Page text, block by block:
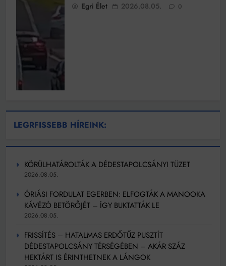
Egri Élet 2026.08.05. 0
LEGRFISSEBB HÍREINK:
KÖRÜLHATÁROLTÁK A DÉDESTAPOLCSÁNYI TÜZET
2026.08.05.
ÓRIÁSI FORDULAT EGERBEN: ELFOGTÁK A MANOOKA
KÁVÉZÓ BETÖRŐJÉT – ÍGY BUKTATTÁK LE
2026.08.05.
FRISSÍTÉS – HATALMAS ERDŐTŰZ PUSZTÍT
DÉDESTAPOLCSÁNY TÉRSÉGÉBEN – AKÁR SZÁZ
HEKTÁRT IS ÉRINTHETNEK A LÁNGOK